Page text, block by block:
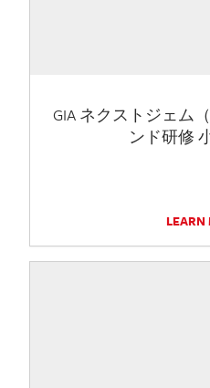
GIA ネクストジェム
ンド研修
LEARN